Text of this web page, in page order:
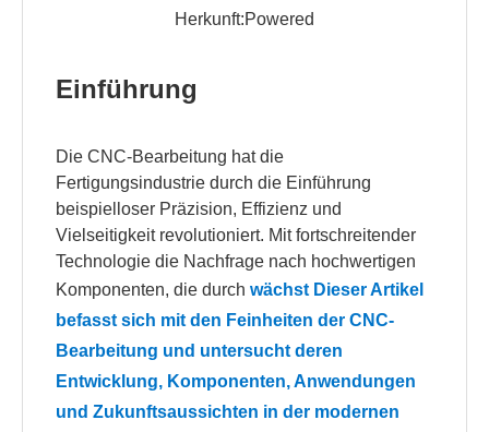
Herkunft:Powered
Einführung
Die CNC-Bearbeitung hat die
Fertigungsindustrie durch die Einführung
beispielloser Präzision, Effizienz und
Vielseitigkeit revolutioniert. Mit fortschreitender
Technologie die Nachfrage nach hochwertigen
Komponenten, die durch wächst Dieser Artikel
befasst sich mit den Feinheiten der CNC-
Bearbeitung und untersucht deren
Entwicklung, Komponenten, Anwendungen
und Zukunftsaussichten in der modernen